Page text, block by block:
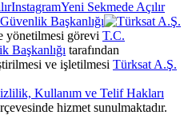
InstagramYeni Sekmede Açılır
yönetilmesi görevi T.C.
Başkanlığı tarafından
ve işletilmesi Türksat A.Ş.
Kullanım ve Telif Hakları
hizmet sunulmaktadır.